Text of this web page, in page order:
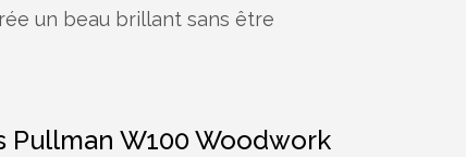
un beau brillant sans être
Pullman W100 Woodwork